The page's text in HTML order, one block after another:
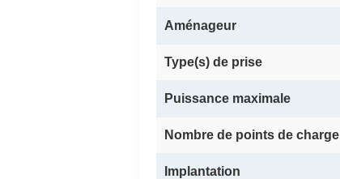
Aménageur
Type(s) de prise
Puissance maximale
Nombre de points de charge
Implantation